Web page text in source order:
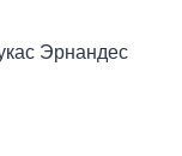
Эрнандес